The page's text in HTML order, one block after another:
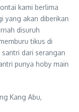
kami berlima
yang akan diberikan
disuruh
tikus di
dari serangan
punya hoby main
Kang Abu,